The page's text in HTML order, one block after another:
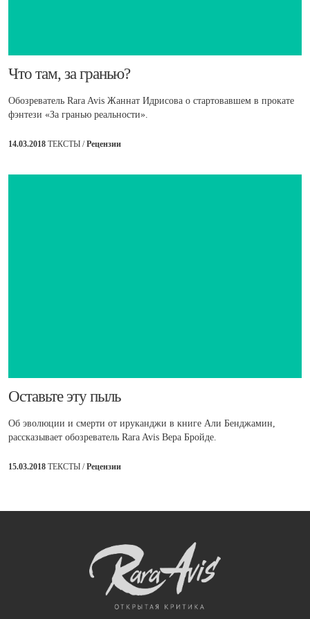
​Что там, за гранью?
Обозреватель Rara Avis Жаннат Идрисова о стартовавшем в прокате
фэнтези «За гранью реальности».
14.03.2018 ТЕКСТЫ /Рецензии
​Оставьте эту пыль
Об эволюции и смерти от ируканджи в книге Али Бенджамин,
рассказывает обозреватель Rara Avis Вера Бройде.
15.03.2018 ТЕКСТЫ /Рецензии